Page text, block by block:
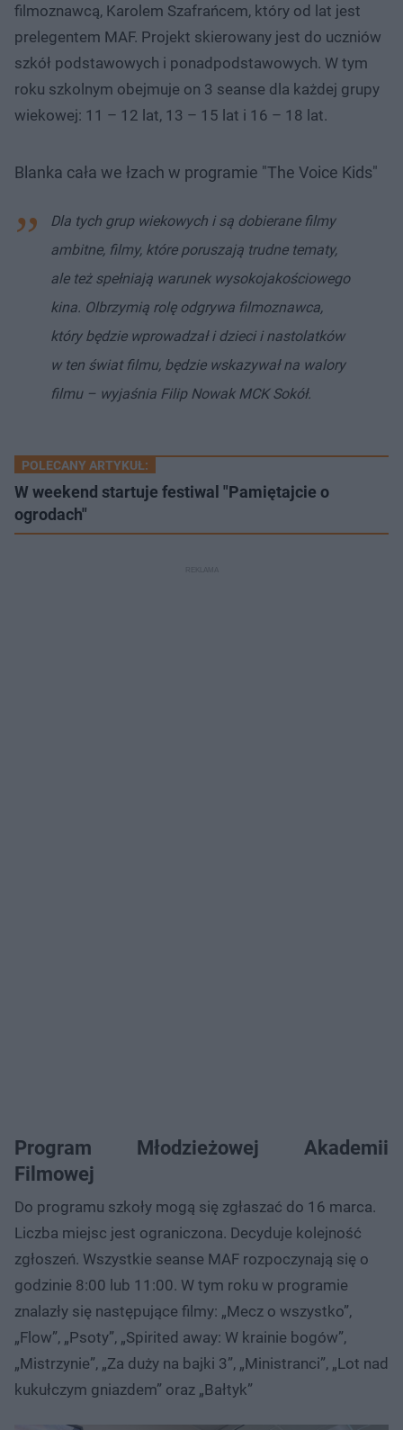
filmoznawcą, Karolem Szafrańcem, który od lat jest
prelegentem MAF. Projekt skierowany jest do uczniów
szkół podstawowych i ponadpodstawowych. W tym
roku szkolnym obejmuje on 3 seanse dla każdej grupy
wiekowej: 11 – 12 lat, 13 – 15 lat i 16 – 18 lat.
Blanka cała we łzach w programie "The Voice Kids"
Dla tych grup wiekowych i są dobierane filmy
ambitne, filmy, które poruszają trudne tematy,
ale też spełniają warunek wysokojakościowego
kina. Olbrzymią rolę odgrywa filmoznawca,
który będzie wprowadzał i dzieci i nastolatków
w ten świat filmu, będzie wskazywał na walory
filmu – wyjaśnia Filip Nowak MCK Sokół.
POLECANY ARTYKUŁ:
W weekend startuje festiwal "Pamiętajcie o
ogrodach"
Program Młodzieżowej Akademii
Filmowej
Do programu szkoły mogą się zgłaszać do 16 marca.
Liczba miejsc jest ograniczona. Decyduje kolejność
zgłoszeń. Wszystkie seanse MAF rozpoczynają się o
godzinie 8:00 lub 11:00. W tym roku w programie
znalazły się następujące filmy: „Mecz o wszystko”,
„Flow”, „Psoty”, „Spirited away: W krainie bogów”,
„Mistrzynie”, „Za duży na bajki 3”, „Ministranci”, „Lot nad
kukułczym gniazdem” oraz „Bałtyk”